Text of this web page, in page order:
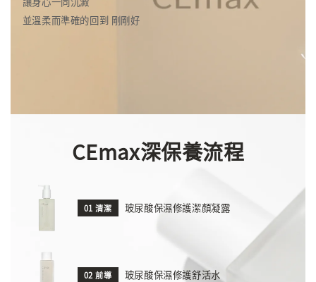
並溫柔而準確的回到 剛剛好
CEmax深保養流程
01 清潔 玻尿酸保濕修護潔顏凝露
02 前導 玻尿酸保濕修護舒活水